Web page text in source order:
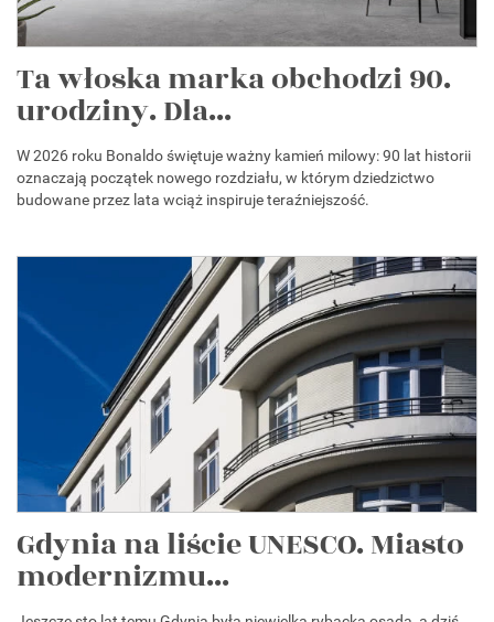
Ta włoska marka obchodzi 90.
urodziny. Dla...
W 2026 roku Bonaldo świętuje ważny kamień milowy: 90 lat historii
oznaczają początek nowego rozdziału, w którym dziedzictwo
budowane przez lata wciąż inspiruje teraźniejszość.
Gdynia na liście UNESCO. Miasto
modernizmu...